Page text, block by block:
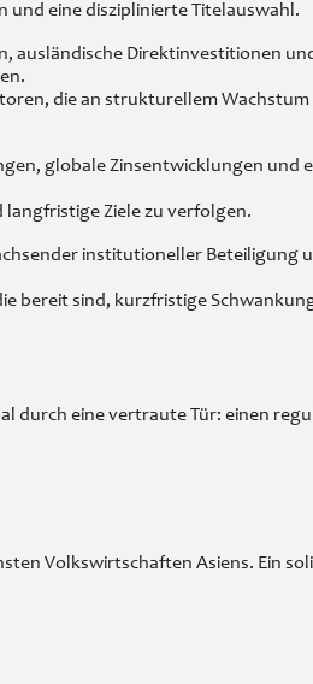
eine disziplinierte Titelauswahl.
Direktinvestitionen
die an strukturellem
globale Zinsentwicklungen
Ziele zu verfolgen.
institutioneller Beteiligung
bereit sind, kurzfristige
durch eine vertraute Tür: einen
Volkswirtschaften Asiens. Ein